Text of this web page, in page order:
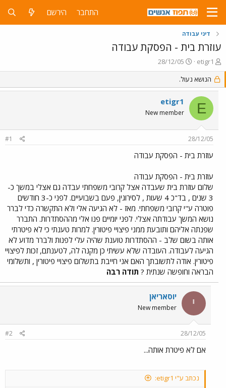
התחבר הירשם
דיני עבודה
עוזרת בית - הפסקת עבודה
פ
ו
ת
ח
נ
etigr1
פ
ו
ר
ס
ם
ב
ת
28/12/05
הנושא נעול.
E
etigr1
New member
28/12/05
#1
עוזרת בית - הפסקת עבודה
עוזרת בית - הפסקת עבודה
שלום עוזרת בית שעבדה אצל קרובי משפחתי עבדה גם אצלי במשך כ-
3 שנים , בד"כ 4 שעות , לסירוגין, פעם בשבועיים. לפני כ-3 חודשים
פוטרה ע"י קרובי משפחתי. מאז - לא הגיעה אלי ולא התקשרה כדי לברר
נושא המשך עבודתה אצלי. לפני יומיים פנו אלי מההסתדרות. התברר
שפנתה אליהם ותובעת ממני פיצויי פיטורין. למרות טענתי כי לא פיטרתי
אותה בשום שלב - ההסתדרות טוענת שהיה עלי לפנות ולברר מדוע לא
הגיעה לעבודה. העובדה שלא עשיתי כן מקנה לה, לטענתם, זכות לפיצויי
פיטורין. אודה לתשובתך האם אני חייבת בתשלום פיצויי פיטורין , ותשלומי
הבראה וחופשה שנתית ? תודה רבה
י יוסאריאן
New member
28/12/05
#2
אם לא פיטרת אותה...
נכתב ע"י etigr1: